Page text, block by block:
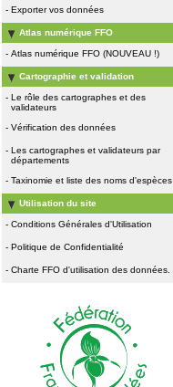
- Exporter vos données
Atlas numérique FFO
- Atlas numérique FFO (NOUVEAU !)
Cartographie et validation
- Le rôle des cartographes et des
validateurs
- Vérification des données
- Les cartographes et validateurs par
départements
- Taxinomie et liste des noms d'espèces
Utilisation du site
- Conditions Générales d'Utilisation
- Politique de Confidentialité
- Charte FFO d'utilisation des données.